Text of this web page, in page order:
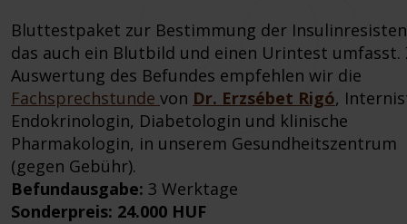
Bluttestpaket zur Bestimmung der
das auch ein Blutbild und einen Urintest umfasst.
Auswertung des Befundes empfehlen wir die
Fachsprechstunde von Dr. Erzsébet Rigó,
Endokrinologin, Diabetologin und klinische
Pharmakologin, in unserem Gesundheitszentrum
(gegen Gebühr).
Befundausgabe: 3 Werktage
Sonderpreis: 24.000 HUF